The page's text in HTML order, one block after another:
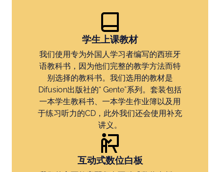
学生上课教材
我们使用专为外国人学习者编写的西班牙
语教科书，因为他们完整的教学方法而特
别选择的教科书。我们选用的教材是
Difusion出版社的“ Gente”系列。套装包括
一本学生教科书、一本学生作业簿以及用
于练习听力的CD，此外我们还会使用补充
讲义。
互动式数位白板